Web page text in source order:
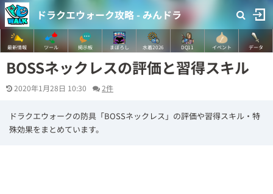
ドラクエウォーク攻略 - みんドラ
最新情報 ツール 掲示板 まぼろし 水着2026 DQ11 イベント データ
BOSSネックレスの評価と習得スキル
2020年1月28日 10:30 2件
ドラクエウォークの防具「BOSSネックレス」の評価や習得スキル・特
殊効果をまとめています。